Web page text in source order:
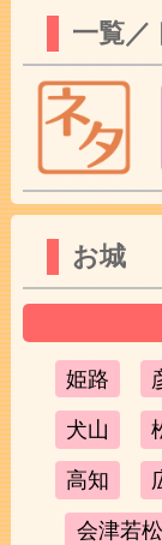
一覧／
お城
姫路
犬山
高知
会津若松